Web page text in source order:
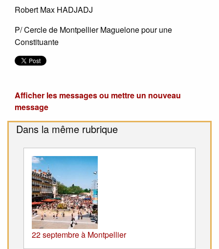
Robert Max HADJADJ
P/ Cercle de Montpellier Maguelone pour une
Constituante
Afficher les messages ou mettre un nouveau
message
Dans la même rubrique
22 septembre à Montpellier